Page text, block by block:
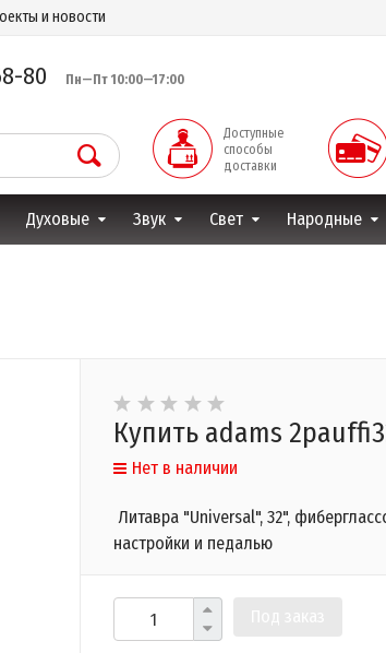
и новости
80 Пн—Пт 10:00—17:00
Доступные
способы
доставки
Духовые Звук Свет Народные
Купить adams
Нет в наличии
Литавра "Universal", 32",
настройки и педалью